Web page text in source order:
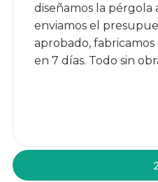
2
diseñamos la pérgola
enviamos el
aprobado,
en 7 días. Todo sin